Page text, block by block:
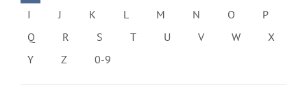
I
J K L M N O
P
Q
R S T U V W
X
Y
Z 0-9